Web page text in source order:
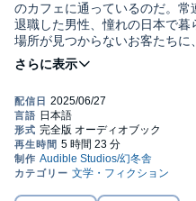
のカフェに通っているのだ。
退職した男性、憧れの日本で
場所が見つからないお客たちに
たてのスコーンと共に、本を
れるブックカフェ、営業中